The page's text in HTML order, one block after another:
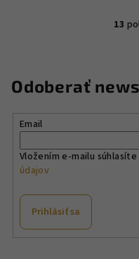
13
Odoberať
Email
Vložením e-mailu
údajov
Prihlásiť sa